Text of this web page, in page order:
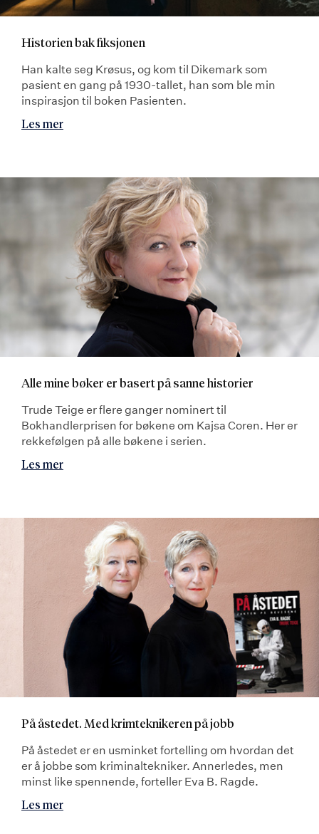
Historien bak fiksjonen
Han kalte seg Krøsus, og kom til Dikemark som
pasient en gang på 1930-tallet, han som ble min
inspirasjon til boken Pasienten.
Les mer
Alle mine bøker er basert på sanne historier
Trude Teige er flere ganger nominert til
Bokhandlerprisen for bøkene om Kajsa Coren. Her er
rekkefølgen på alle bøkene i serien.
Les mer
På åstedet. Med krimteknikeren på jobb
På åstedet er en usminket fortelling om hvordan det
er å jobbe som kriminaltekniker. Annerledes, men
minst like spennende, forteller Eva B. Ragde.
Les mer